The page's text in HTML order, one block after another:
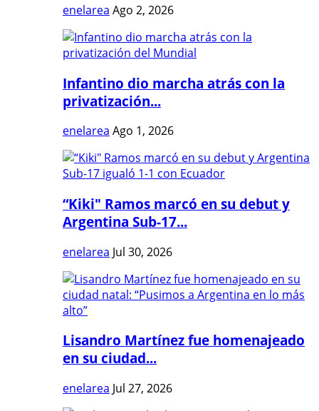
enelarea Ago 2, 2026
Infantino dio marcha atrás con la
privatización...
enelarea Ago 1, 2026
“Kiki" Ramos marcó en su debut y
Argentina Sub-17...
enelarea Jul 30, 2026
Lisandro Martínez fue homenajeado
en su ciudad...
enelarea Jul 27, 2026